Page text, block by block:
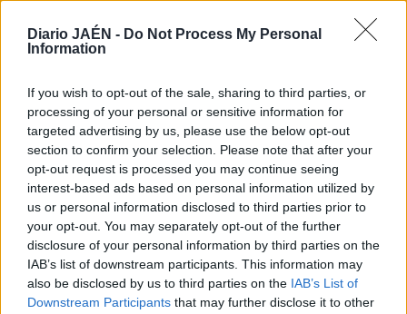
Diario JAÉN - Do Not Process My Personal
Information
If you wish to opt-out of the sale, sharing to third parties, or
processing of your personal or sensitive information for
targeted advertising by us, please use the below opt-out
section to confirm your selection. Please note that after your
opt-out request is processed you may continue seeing
interest-based ads based on personal information utilized by
us or personal information disclosed to third parties prior to
your opt-out. You may separately opt-out of the further
disclosure of your personal information by third parties on the
IAB’s list of downstream participants. This information may
also be disclosed by us to third parties on the IAB’s List of
Downstream Participants that may further disclose it to other
que consigue la triple corona, encadenando dos títulos
europeos y el Mundial. El 15 de noviembre de 2013, tras
confirmó la renovación de su contrato hasta la
finalización de la Eurocopa 2016.
El 4 de julio de 2016, se reunió con el presidente de la
RFEF, Ángel María Villar, a quien manifestó su deseo de
no continuar al frente del equipo nacional. Fue entonces
cuando le ofreció continuar en la Federación, a lo que
Vicente del Bosque respondió afirmativamente. El 30 de
abril de 2024, el Consejo de Ministros lo designó como
presidente de la Comisión encargada de la Supervisión,
Normalización y Representación, con la misión de pasar
revista a las actividades de la Real Federación Española